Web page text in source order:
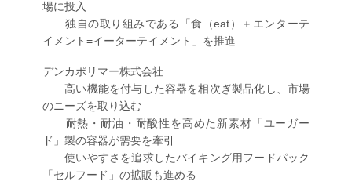
場に投入
独自の取り組みである「食（eat）＋エンターテ
イメント=イーターテイメント」を推進
デンカポリマー株式会社
高い機能を付与した容器を相次ぎ製品化し、市場
のニーズを取り込む
耐熱・耐油・耐酸性を高めた新素材「ユーガー
ド」製の容器が需要を牽引
使いやすさを追求したバイキング用フードパック
「セルフード」の拡販も進める